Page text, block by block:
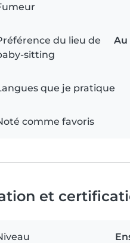
du lieu de
sitting
Au
que je pratique
comme favoris
et